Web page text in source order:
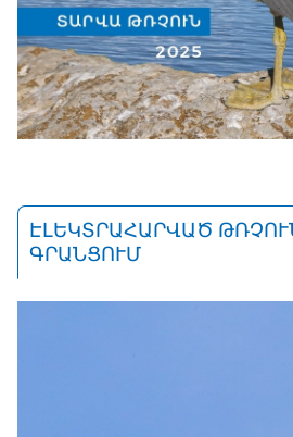
ԷԼԵԿՏՐԱՀԱՐՎԱԾ
ԳՐԱՆՑՈՒՄ